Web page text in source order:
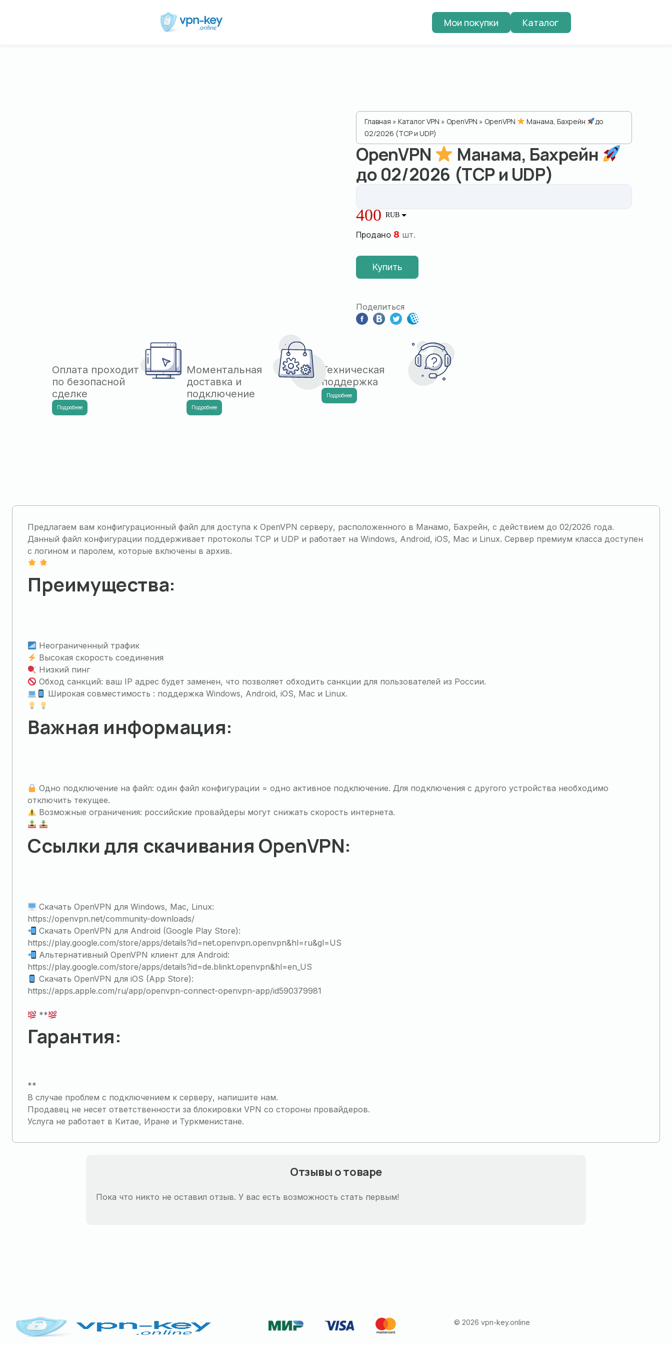
Мои покупки Каталог
Главная » Каталог VPN » ОpenVPN » OpenVPN Манама, Бахрейн
до
02/2026 (TCP и UDP)
OpenVPN
Манама, Бахрейн
до 02/2026 (TCP и UDP)
400 RUB
Продано 8 шт.
Купить
Поделиться
Оплата проходит
по безопасной
сделке
Подробнее
Моментальная
доставка и
подключение
Подробнее
Техническая
поддержка
Подробнее
Предлагаем вам конфигурационный файл для доступа к OpenVPN серверу, расположенного в Манамо, Бахрейн, с действием до 02/2026 года.
Данный файл конфигурации поддерживает протоколы TCP и UDP и работает на Windows, Android, iOS, Mac и Linux. Сервер премиум класса доступен
с логином и паролем, которые включены в архив.
Преимущества:
Неограниченный трафик
Высокая скорость соединения
Низкий пинг
Обход санкций: ваш IP адрес будет заменен, что позволяет обходить санкции для пользователей из России.
Широкая совместимость : поддержка Windows, Android, iOS, Mac и Linux.
Важная информация:
Одно подключение на файл: один файл конфигурации = одно активное подключение. Для подключения с другого устройства необходимо
отключить текущее.
Возможные ограничения: российские провайдеры могут снижать скорость интернета.
Ссылки для скачивания OpenVPN:
Скачать OpenVPN для Windows, Mac, Linux:
https://openvpn.net/community-downloads/
Скачать OpenVPN для Android (Google Play Store):
https://play.google.com/store/apps/details?id=net.openvpn.openvpn&hl=ru&gl=US
Альтернативный OpenVPN клиент для Android:
https://play.google.com/store/apps/details?id=de.blinkt.openvpn&hl=en_US
Скачать OpenVPN для iOS (App Store):
https://apps.apple.com/ru/app/openvpn-connect-openvpn-app/id590379981
**
Гарантия:
**
В случае проблем с подключением к серверу, напишите нам.
Продавец не несет ответственности за блокировки VPN со стороны провайдеров.
Услуга не работает в Китае, Иране и Туркменистане.
Отзывы о товаре
Пока что никто не оставил отзыв. У вас есть возможность стать первым!
© 2026 vpn-key.online